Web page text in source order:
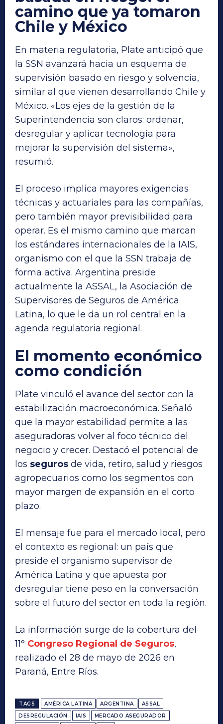
camino que ya tomaron
Chile y México
En materia regulatoria, Plate anticipó que
la SSN avanzará hacia un esquema de
supervisión basado en riesgo y solvencia,
similar al que vienen desarrollando Chile y
México. «Los ejes de la gestión de la
Superintendencia son claros: ordenar,
desregular y aplicar tecnología para
mejorar la supervisión del sistema»,
resumió.
El proceso implica mayores exigencias
técnicas y actuariales para las compañías,
pero también mayor previsibilidad para
operar. Es el mismo camino que marcan
los estándares internacionales de la IAIS,
organismo con el que la SSN trabaja de
forma activa. Argentina preside
actualmente la ASSAL, la Asociación de
Supervisores de Seguros de América
Latina, lo que le da un rol central en la
agenda regulatoria regional.
El momento económico
como condición
Plate vinculó el avance del sector con la
estabilización macroeconómica. Señaló
que la mayor estabilidad permite a las
aseguradoras volver al foco técnico del
negocio y crecer. Destacó el potencial de
los seguros de vida, retiro, salud y riesgos
agropecuarios como los segmentos con
mayor margen de expansión en el corto
plazo.
El mensaje fue para el mercado local, pero
el contexto es regional: un país que
preside el organismo supervisor de
América Latina y que apuesta por
desregular tiene peso en la conversación
sobre el futuro del sector en toda la región.
La información surge de la cobertura del
11° Congreso Regional de Seguros,
realizado el 28 de mayo de 2026 en
Paraná, Entre Ríos.
TAGS AMÉRICA LATINA ARGENTINA
ASSAL
DESREGULACIÓN
IAIS
MERCADO ASEGURADOR